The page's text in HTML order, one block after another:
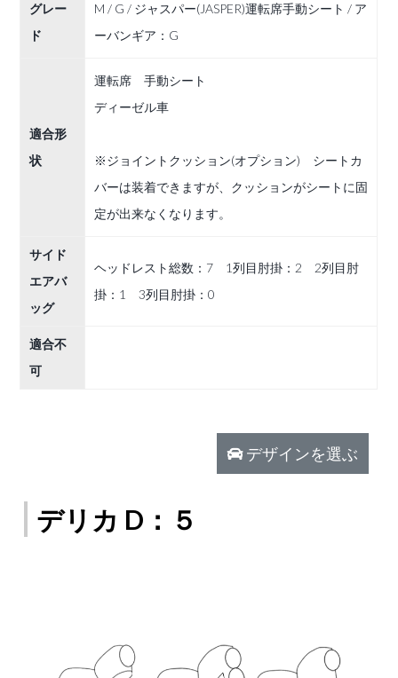
グレー
ド
M / G / ジャスパー(JASPER)運転席手動シート / ア
ーバンギア：G
適合形
状
運転席 手動シート
ディーゼル車
※ジョイントクッション(オプション) シートカ
バーは装着できますが、クッションがシートに固
定が出来なくなります。
サイド
エアバ
ッグ
ヘッドレスト総数：7 1列目肘掛：2 2列目肘
掛：1 3列目肘掛：0
適合不
可
デザインを選ぶ
デリカ D：５